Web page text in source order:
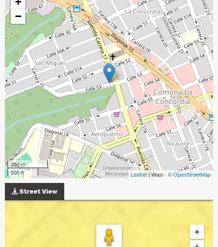
−
200 m
500 ft
Leaflet| Wasi - ©OpenStreetMap
Street View